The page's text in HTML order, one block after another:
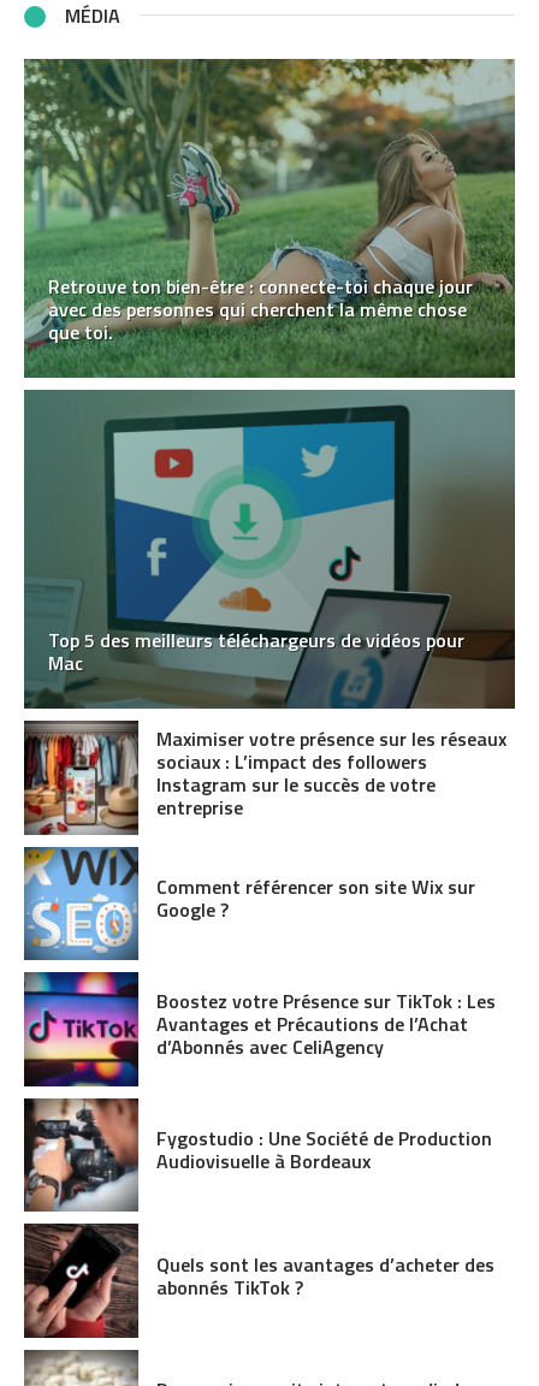
MÉDIA
Retrouve ton bien-être : connecte-toi chaque jour
avec des personnes qui cherchent la même chose
que toi.
Top 5 des meilleurs téléchargeurs de vidéos pour
Mac
Maximiser votre présence sur les réseaux
sociaux : L’impact des followers
Instagram sur le succès de votre
entreprise
Comment référencer son site Wix sur
Google ?
Boostez votre Présence sur TikTok : Les
Avantages et Précautions de l’Achat
d’Abonnés avec CeliAgency
Fygostudio : Une Société de Production
Audiovisuelle à Bordeaux
Quels sont les avantages d’acheter des
abonnés TikTok ?